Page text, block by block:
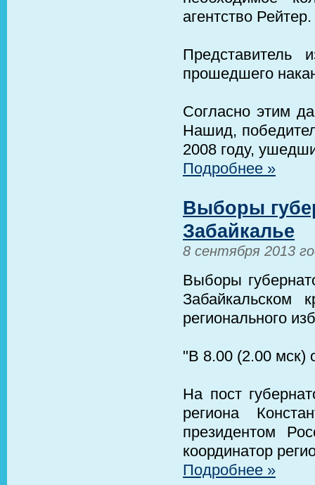
агентство Рейтер.
Представитель
прошедшего
Согласно этим
Нашид,
2008 году,
Подробнее »
Выборы
Забайкалье
8 сентября 2013
Выборы
Забайкальском
регионального
"В 8.00 (2.00 мск)
На пост
региона
президентом
координатор
Подробнее »